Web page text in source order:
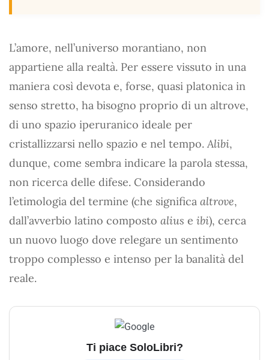
L’amore, nell’universo morantiano, non
appartiene alla realtà. Per essere vissuto in una
maniera così devota e, forse, quasi platonica in
senso stretto, ha bisogno proprio di un altrove,
di uno spazio iperuranico ideale per
cristallizzarsi nello spazio e nel tempo. Alibi,
dunque, come sembra indicare la parola stessa,
non ricerca delle difese. Considerando
l’etimologia del termine (che significa altrove,
dall’avverbio latino composto alius e ibi), cerca
un nuovo luogo dove relegare un sentimento
troppo complesso e intenso per la banalità del
reale.
Ti piace SoloLibri?